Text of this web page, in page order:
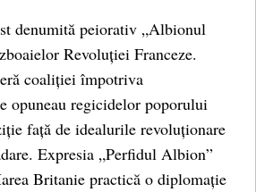
denumită peiorativ „Albionul
Revoluției Franceze.
coaliției împotriva
opuneau regicidelor poporului
față de idealurile revoluționare
Expresia „Perfidul Albion”
Britanie practică o diplomație